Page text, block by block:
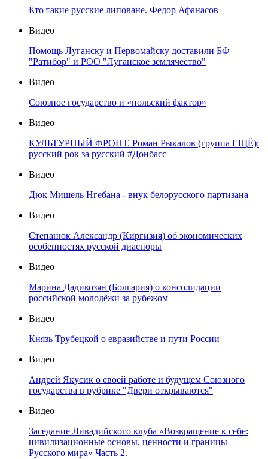
Кто такие русские липоване. Федор Афанасов
Видео
Помощь Луганску и Первомайску доставили БФ
"Ратибор" и РОО "Луганское землячество"
Видео
Союзное государство и «польский фактор»
Видео
КУЛЬТУРНЫЙ ФРОНТ. Роман Рыкалов (группа ЕЩЁ):
русский рок за русский #Донбасс
Видео
Дюк Мишель Нгебана - внук белорусского партизана
Видео
Степанюк Александр (Киргизия) об экономических
особенностях русской диаспоры
Видео
Марина Дадикозян (Болгария) о консолидации
российской молодёжи за рубежом
Видео
Князь Трубецкой о евразийстве и пути России
Видео
Андрей Якусик о своей работе и будущем Союзного
государства в рубрике "Двери открываются"
Видео
Заседание Ливадийского клуба «Возвращение к себе:
цивилизационные основы, ценности и границы
Русского мира» Часть 2.